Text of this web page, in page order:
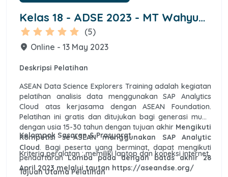
Kelas 18 - ADSE 2023 - MT Wahyu
Nofiantoro
star star star star star (5)
place Online - 13 May 2023
Deskripsi Pelatihan
ASEAN Data Science Explorers Training adalah kegiatan
pelatihan analisis data menggunakan SAP Analytics
Cloud atas kerjasama dengan ASEAN Foundation.
Pelatihan ini gratis dan ditujukan bagi generasi muda
dengan usia 15-30 tahun dengan tujuan akhir Mengikuti
Kompetisi se-ASEAN menggunakan SAP Analytic
Cloud. Bagi peserta yang berminat, dapat mengikuti
pendaftaranLomba pada dengan batas akhir 28
April 2023 melalui tautan https://aseandse.org/
Kelompok Sasaran & Prasyarat
Kriteria peralatan : memiliki laptop dan koneksi internet.
Tujuan Utama Pelatihan